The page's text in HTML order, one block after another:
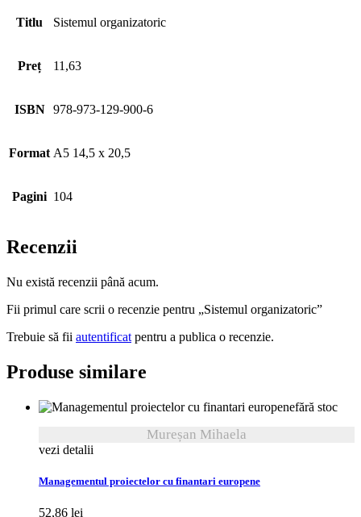
Titlu Sistemul organizatoric
Preț 11,63
ISBN 978-973-129-900-6
Format A5 14,5 x 20,5
Pagini 104
Recenzii
Nu există recenzii până acum.
Fii primul care scrii o recenzie pentru „Sistemul organizatoric”
Trebuie să fii autentificat pentru a publica o recenzie.
Produse similare
fără stoc
Mureșan Mihaela
vezi detalii
Managementul proiectelor cu finantari europene
52,86 lei